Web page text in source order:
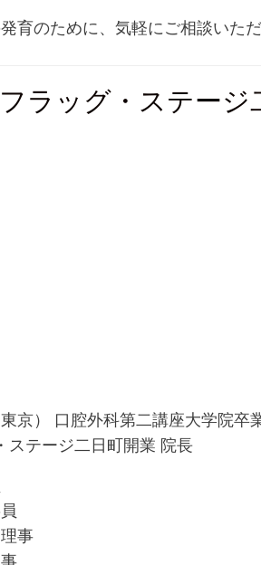
育のために、気軽にご相談いた
ラッグ・ステー
京） 口腔外科第二講座大学院卒
ステージ二日町開業 院長
事